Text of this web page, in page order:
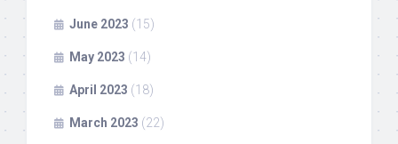
June 2023 (15)
May 2023 (14)
April 2023 (18)
March 2023 (22)